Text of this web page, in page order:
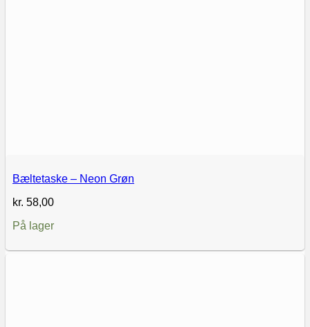
Bæltetaske – Neon Grøn
kr. 58,00
På lager